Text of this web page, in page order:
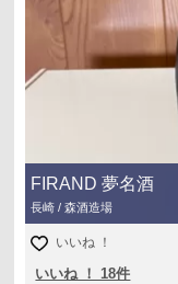
FIRAND 夢名酒
長崎 / 森酒造場
いいね ！
いいね ！ 18件